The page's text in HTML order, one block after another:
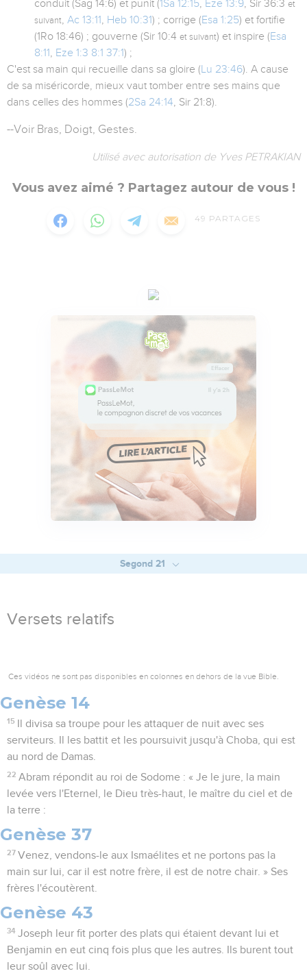
conduit (Sag 14:6) et punit (1Sa 12:15, Eze 13:9, Sir 36:3 et
suivant, Ac 13:11, Heb 10:31) ; corrige (Esa 1:25) et fortifie
(1Ro 18:46) ; gouverne (Sir 10:4 et suivant) et inspire (Esa
8:11, Eze 1:3 8:1 37:1) ;
C'est sa main qui recueille dans sa gloire (Lu 23:46). A cause
de sa miséricorde, mieux vaut tomber entre ses mains que
dans celles des hommes (2Sa 24:14, Sir 21:8).
--Voir Bras, Doigt, Gestes.
Utilisé avec autorisation de Yves PETRAKIAN
Vous avez aimé ? Partagez autour de vous !
49 PARTAGES
Segond 21
Versets relatifs
Ces vidéos ne sont pas disponibles en colonnes en dehors de la vue Bible.
Genèse 14
15
Il divisa sa troupe pour les attaquer de nuit avec ses
serviteurs. Il les battit et les poursuivit jusqu'à Choba, qui est
au nord de Damas.
22 Abram répondit au roi de Sodome : « Je le jure, la main
levée vers l'Eternel, le Dieu très-haut, le maître du ciel et de
la terre :
Genèse 37
27 Venez, vendons-le aux Ismaélites et ne portons pas la
main sur lui, car il est notre frère, il est de notre chair. » Ses
frères l'écoutèrent.
Genèse 43
34 Joseph leur fit porter des plats qui étaient devant lui et
Benjamin en eut cinq fois plus que les autres. Ils burent tout
leur soûl avec lui.